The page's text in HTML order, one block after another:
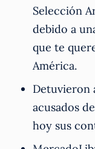
Selección
debido a
que te
América.
Detuvieron
acusados
hoy sus